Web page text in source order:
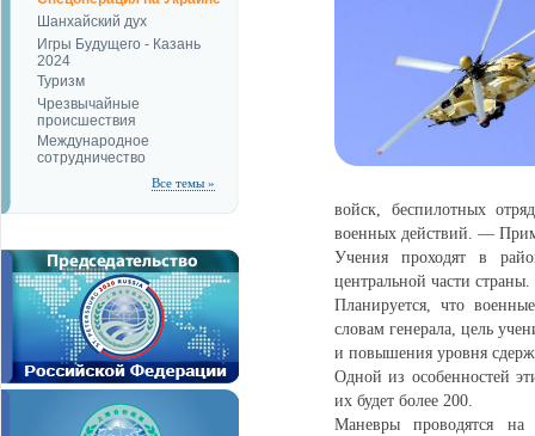
Шанхайский дух
Игры Будущего - Казань
2024
Туризм
Чрезвычайные
происшествия
Международное
сотрудничество
Все темы »
войск, беспилотных
военных действий. —
Учения проходят в
центральной части страны.
Планируется, что
словам генерала, цель
и повышения уровня
Одной из особенностей
их будет более 200.
Маневры проводятся